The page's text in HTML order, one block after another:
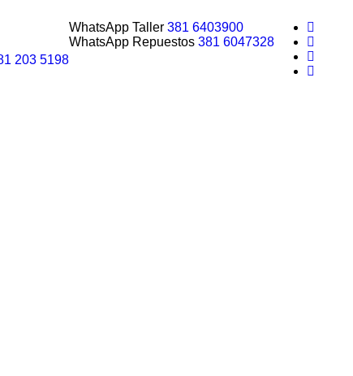
WhatsApp Taller 381 6403900
WhatsApp Repuestos 381 6047328
203 5198